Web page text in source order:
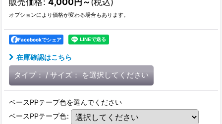
オプションにより価格が変わる場合もあります。
Facebookでシェア
在庫確認はこちら
タイプ： / サイズ： を選択してください
ベースPPテープ色を選んでください
ベースPPテープ色: